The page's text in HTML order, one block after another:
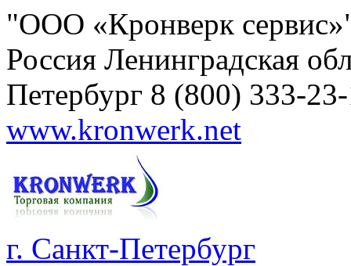
"ООО «Кронверк
Россия Ленинградская
Петербург 8 (800) 333-
www.kronwerk.net
г. Санкт-Петербург